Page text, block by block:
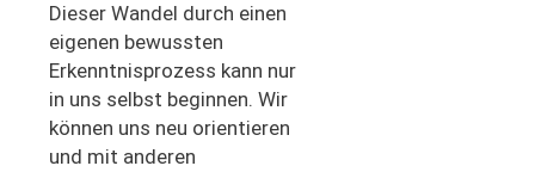
Dieser Wandel durch einen
eigenen bewussten
Erkenntnisprozess kann nur
in uns selbst beginnen. Wir
können uns neu orientieren
und mit anderen